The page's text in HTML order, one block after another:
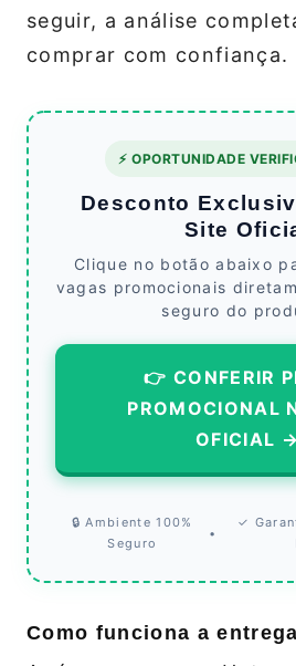
seguir, a análise
comprar com confiança.
⚡ OPORTUNIDADE
Desconto
Site
Clique no botão abaixo
vagas promocionais
seguro do
👉 CONFERIR
PROMOCIONAL
OFICIAL →
🔒 Ambiente 100%
Seguro
•
✓
Como funciona a